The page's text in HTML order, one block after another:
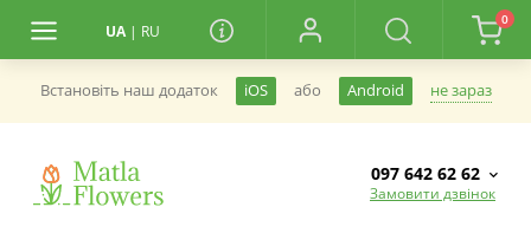
UA | RU
0
Встановiть наш додаток iOS або Android не зараз
097 642 62 62
Замовити дзвінок